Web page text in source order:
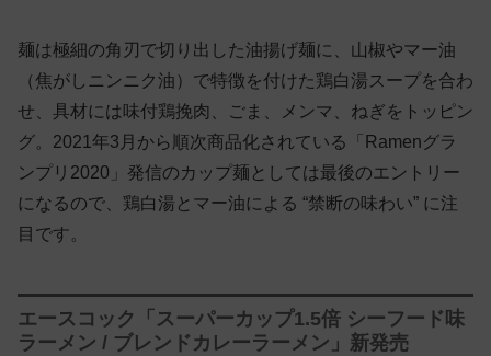
麺は極細の角刃で切り出した油揚げ麺に、山椒やマー油
（焦がしニンニク油）で特徴を付けた鶏白湯スープを合わ
せ、具材には味付鶏挽肉、ごま、メンマ、ねぎをトッピン
グ。2021年3月から順次商品化されている「Ramenグラ
ンプリ2020」発信のカップ麺としては最後のエントリー
になるので、鶏白湯とマー油による “禁断の味わい” に注
目です。
エースコック「スーパーカップ1.5倍 シーフード味
ラーメン / ブレンドカレーラーメン」新発売